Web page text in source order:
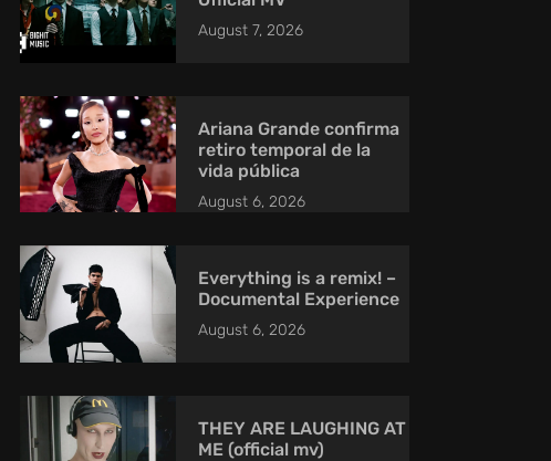
August 7, 2026
Ariana Grande confirma
retiro temporal de la
vida pública
August 6, 2026
Everything is a remix! –
Documental Experience
August 6, 2026
THEY ARE LAUGHING AT
ME (official mv)